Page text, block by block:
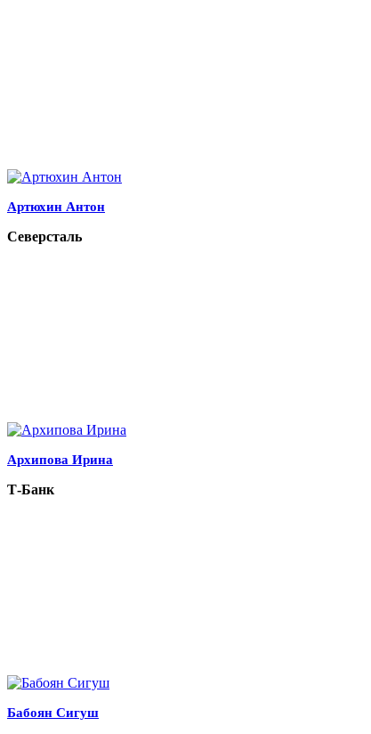
Артюхин Антон
Северсталь
Архипова Ирина
Т-Банк
Бабоян Сигуш